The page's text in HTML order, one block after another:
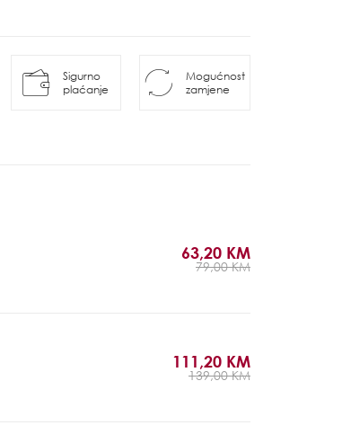
Sigurno
plaćanje
Mogućnost
zamjene
63,20 KM
79,00 KM
111,20 KM
139,00 KM